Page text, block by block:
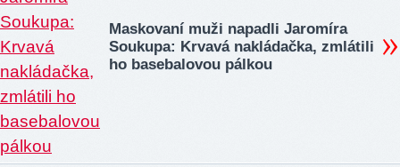
Maskovaní muži napadli Jaromíra
Soukupa: Krvavá nakládačka, zmlátili
ho basebalovou pálkou